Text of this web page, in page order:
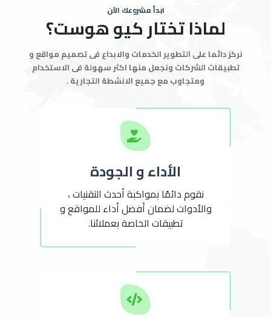
ابدأ مشروعك الآن
لماذا تختار كيو هوست؟
نركز دائما على التطوير الخدمات والابداع فى تصميم مواقع و
تطبيقات الشركات ونجعل منها اكثر سهولة فى الاستخدام
ومتجاوب مع جميع الانشطة التجارية .
الأداء و الجودة
نقوم دائمًا بمواكبة أحدث التقنيات ،
والأدوات لضمان أفضل أداء للمواقع و
تطبيقات الخاصة بعملائنا.